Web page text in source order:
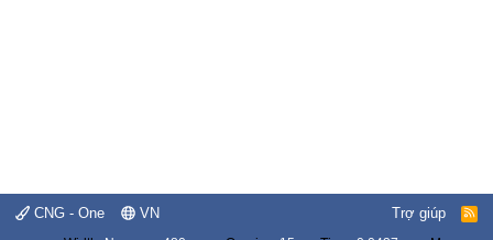
CNG - One VN Trợ giúp
R